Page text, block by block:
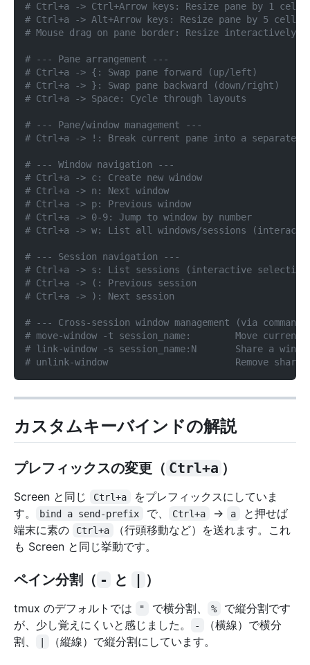
# Ctrl+a -> Ctrl+Arrow keys: Resize pane by 1 cell
# Ctrl+a -> Alt+Arrow keys: Resize pane by 5 cells
# Mouse drag on pane border: Resize interactively
# --- Pane arrangement ---
# Ctrl+a -> {: Swap pane forward (up/left)
# Ctrl+a -> }: Swap pane backward (down/right)
# Ctrl+a -> Space: Cycle through layouts
# --- Pane/window management ---
# Ctrl+a -> !: Break current pane into a separate
# --- Window navigation ---
# Ctrl+a -> c: Create new window
# Ctrl+a -> n: Next window
# Ctrl+a -> p: Previous window
# Ctrl+a -> 0-9: Jump to window by number
# Ctrl+a -> w: List all windows/sessions
# --- Session navigation ---
# Ctrl+a -> s: List sessions (interactive
# Ctrl+a -> (: Previous session
# Ctrl+a -> ): Next session
# --- Cross-session window management (via
# move-window -t session_name:        Move current
# link-window -s session_name:N       Share a
# unlink-window                       Remove shared
カスタムキーバインドの解説
プレフィックスの変更（ Ctrl+a ）
Screen と同じ Ctrl+a
をプレフィックスにしていま
す。
bind a send-prefix で、 Ctrl+a → a
と押せば
端末に素の
Ctrl+a
（行頭移動など）を送れます。これ
も Screen と同じ挙動です。
ペイン分割（ - と | ）
tmux のデフォルトでは " で横分割、 %
で縦分割です
が、少し覚えにくいと感じました。
-
（横線）で横分
割、
（縦線）で縦分割にしています。